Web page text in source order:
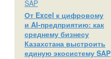
От Excel к цифровому
и AI‑предприятию: как
среднему бизнесу
Казахстана выстроить
единую экосистему SAP